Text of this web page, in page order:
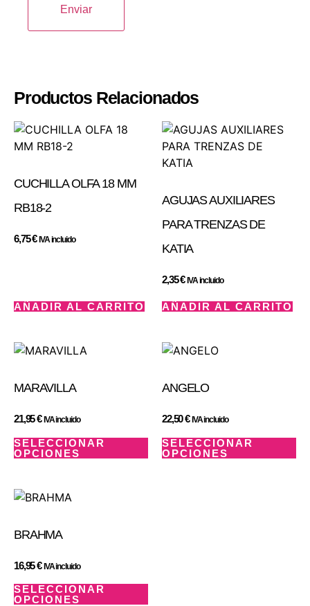
Productos Relacionados
CUCHILLA OLFA 18 MM
RB18-2
6,75€ IVA incluido
AÑADIR AL CARRITO
AGUJAS AUXILIARES
PARA TRENZAS DE
KATIA
2,35€ IVA incluido
AÑADIR AL CARRITO
MARAVILLA
21,95€ IVA incluido
SELECCIONAR
OPCIONES
ANGELO
22,50€ IVA incluido
SELECCIONAR
OPCIONES
BRAHMA
16,95€ IVA incluido
SELECCIONAR
OPCIONES